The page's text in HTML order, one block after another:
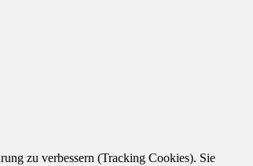
zu verbessern (Tracking Cookies). Sie